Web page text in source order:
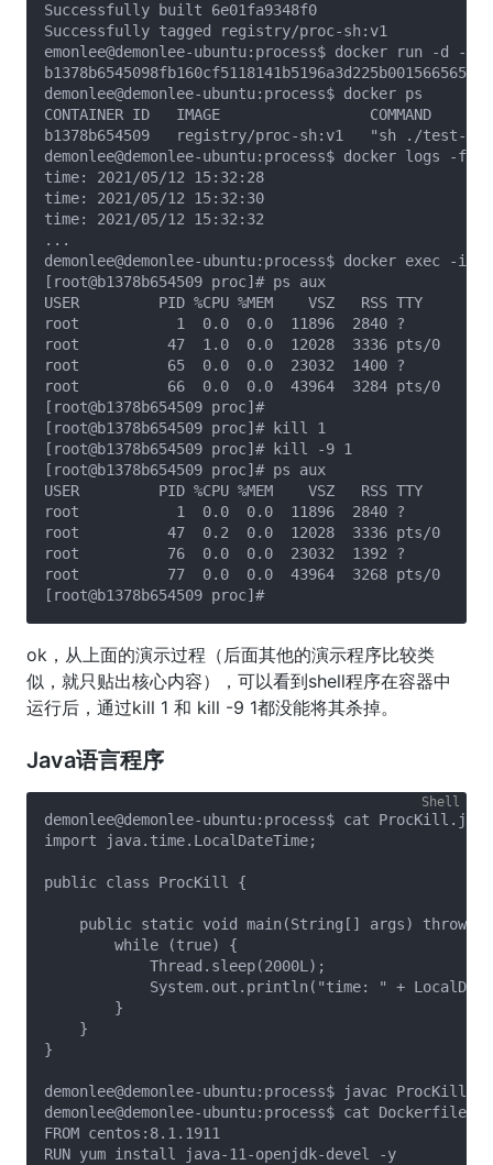
Successfully built 6e01fa9348f0
Successfully tagged registry/proc-sh:v1
emonlee@demonlee-ubuntu:process$ docker run
demonlee@demonlee-ubuntu:process$ docker ps
CONTAINER ID   IMAGE                 COMMAND
b1378b654509   registry/proc-sh:v1   "sh ./
demonlee@demonlee-ubuntu:process$ docker logs -f
time: 2021/05/12 15:32:28
time: 2021/05/12 15:32:30
time: 2021/05/12 15:32:32
...
demonlee@demonlee-ubuntu:process$ docker exec -it
[root@b1378b654509 proc]# ps aux
USER         PID %CPU %MEM    VSZ   RSS TTY
root           1  0.0  0.0  11896  2840 ?
root          47  1.0  0.0  12028  3336 pts/0    Ss
root          65  0.0  0.0  23032  1400 ?        S
root          66  0.0  0.0  43964  3284 pts/0
[root@b1378b654509 proc]#
[root@b1378b654509 proc]# kill 1
[root@b1378b654509 proc]# kill -9 1
[root@b1378b654509 proc]# ps aux
USER         PID %CPU %MEM    VSZ   RSS TTY
root           1  0.0  0.0  11896  2840 ?
root          47  0.2  0.0  12028  3336 pts/0    Ss
root          76  0.0  0.0  23032  1392 ?        S
root          77  0.0  0.0  43964  3268 pts/0
ok，从上面的演示过程（后面其他的演示程序比较类
似，就只贴出核心内容），可以看到shell程序在容器中
运行后，通过kill 1 和 kill -9 1都没能将其杀掉。
Java语言程序
demonlee@demonlee-ubuntu:process$ cat
import java.time.LocalDateTime;
public class ProcKill {
public static void main(String[] args) throws
        while (true) {
            Thread.sleep(2000L);
System.out.println("time: " +
        }
    }
}
demonlee@demonlee-ubuntu:process$ javac
demonlee@demonlee-ubuntu:process$ cat
FROM centos:8.1.1911
RUN yum install java-11-openjdk-devel -y